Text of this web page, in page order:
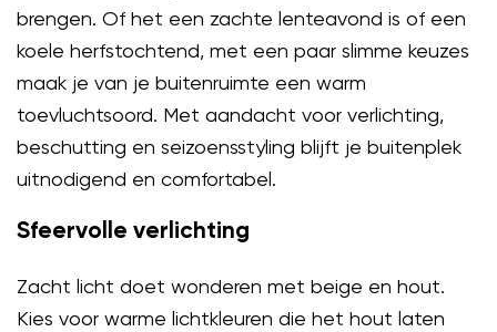
brengen. Of het een zachte lenteavond is of een
koele herfstochtend, met een paar slimme keuzes
maak je van je buitenruimte een warm
toevluchtsoord. Met aandacht voor verlichting,
beschutting en seizoensstyling blijft je buitenplek
uitnodigend en comfortabel.
Sfeervolle verlichting
Zacht licht doet wonderen met beige en hout.
Kies voor warme lichtkleuren die het hout laten